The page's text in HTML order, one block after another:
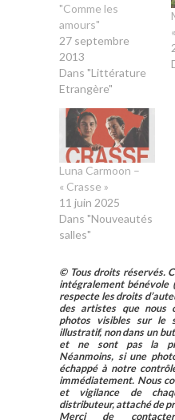
"Comme les
amours"
27 septembre
2013
Dans "Littérature
Etrangère"
Luna Carmoon –
« Crasse »
11 juin 2025
Dans "Nouveautés
salles"
© Tous droits réservés.
intégralement bénévole
respecte les droits
des artistes que nous
photos visibles sur le
illustratif, non dans un
et ne sont pas la
Néanmoins, si une
échappé à notre
immédiatement. Nous
et vigilance de
distributeur, attaché de
Merci de